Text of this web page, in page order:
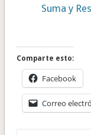
Suma y
Comparte esto:
Facebook
Correo